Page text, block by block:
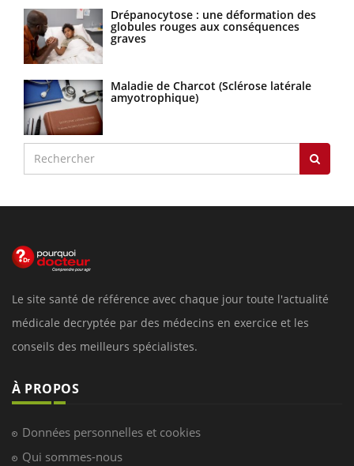
Drépanocytose : une déformation des
globules rouges aux conséquences
graves
Maladie de Charcot (Sclérose latérale
amyotrophique)
Le site santé de référence avec chaque jour toute l'actualité
médicale decryptée par des médecins en exercice et les
conseils des meilleurs spécialistes.
À PROPOS
Données personnelles et cookies
Qui sommes-nous